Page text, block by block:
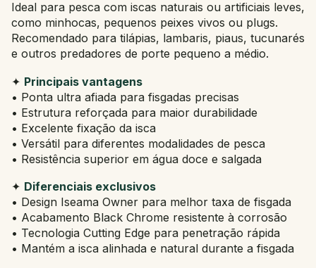
Ideal para pesca com iscas naturais ou artificiais leves,
como minhocas, pequenos peixes vivos ou plugs.
Recomendado para tilápias, lambaris, piaus, tucunarés
e outros predadores de porte pequeno a médio.
✦ Principais vantagens
• Ponta ultra afiada para fisgadas precisas
• Estrutura reforçada para maior durabilidade
• Excelente fixação da isca
• Versátil para diferentes modalidades de pesca
• Resistência superior em água doce e salgada
✦ Diferenciais exclusivos
• Design Iseama Owner para melhor taxa de fisgada
• Acabamento Black Chrome resistente à corrosão
• Tecnologia Cutting Edge para penetração rápida
• Mantém a isca alinhada e natural durante a fisgada